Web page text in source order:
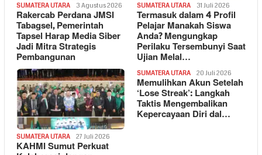
SUMATERA UTARA 3 Agustus 2026
Rakercab Perdana JMSI
Tabagsel, Pemerintah
Tapsel Harap Media Siber
Jadi Mitra Strategis
Pembangunan
SUMATERA UTARA 31 Juli 2026
Termasuk dalam 4 Profil
Pelajar Manakah Siswa
Anda? Mengungkap
Perilaku Tersembunyi Saat
Ujian Melal…
SUMATERA UTARA 27 Juli 2026
KAHMI Sumut Perkuat
SUMATERA UTARA 20 Juli 2026
Memulihkan Akun Setelah
‘Lose Streak’: Langkah
Taktis Mengembalikan
Kepercayaan Diri dal…